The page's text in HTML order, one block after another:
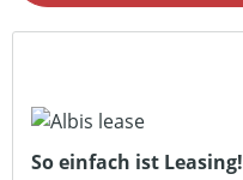
So einfach ist Leasing!